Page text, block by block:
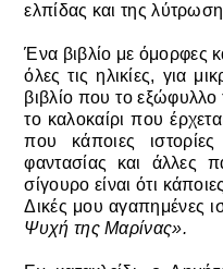
ελπίδας και της
Ένα βιβλίο με όμορφες
όλες τις ηλικίες, για
βιβλίο που το εξώφυλλο
το καλοκαίρι που
που κάποιες
φαντασίας και άλλες
σίγουρο είναι ότι
Δικές μου αγαπημένες
Ψυχή της Μαρίνας».